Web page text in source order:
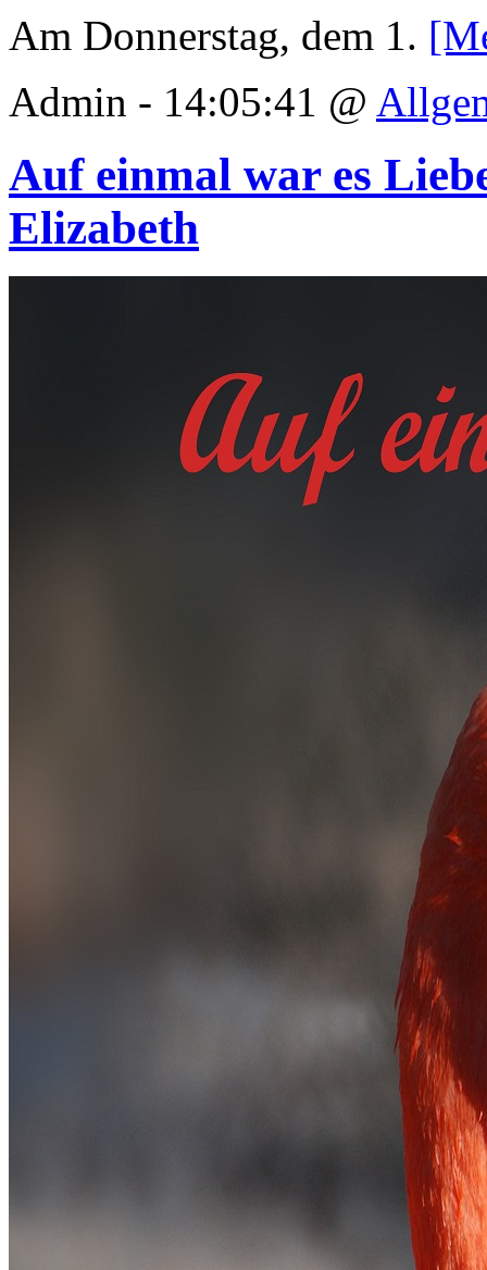
Am Donnerstag, dem 1.
Admin - 14:05:41 @
Auf einmal war es
Elizabeth